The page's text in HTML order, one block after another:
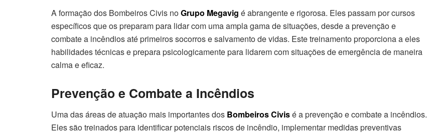
A formação dos Bombeiros Civis noGrupo Megavig é abrangente e rigorosa. Eles passam por cursos
específicos que os preparam para lidar com uma ampla gama de situações, desde a prevenção e
combate a incêndios até primeiros socorros e salvamento de vidas. Este treinamento proporciona a eles
habilidades técnicas e prepara psicologicamente para lidarem com situações de emergência de maneira
calma e eficaz.
Prevenção e Combate a Incêndios
Uma das áreas de atuação mais importantes dos Bombeiros Civisé a prevenção e combate a incêndios.
Eles são treinados para identificar potenciais riscos de incêndio, implementar medidas preventivas